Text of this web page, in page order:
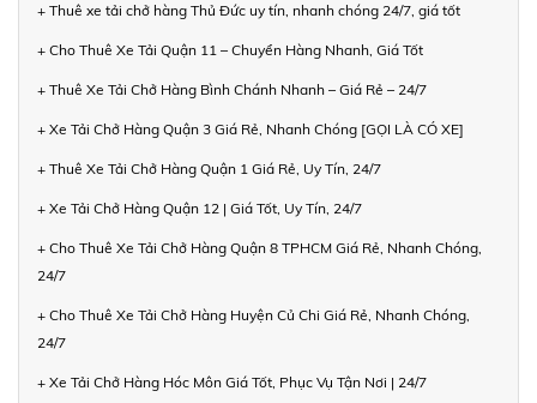
+ Thuê xe tải chở hàng Thủ Đức uy tín, nhanh chóng 24/7, giá tốt
+ Cho Thuê Xe Tải Quận 11 – Chuyển Hàng Nhanh, Giá Tốt
+ Thuê Xe Tải Chở Hàng Bình Chánh Nhanh – Giá Rẻ – 24/7
+ Xe Tải Chở Hàng Quận 3 Giá Rẻ, Nhanh Chóng [GỌI LÀ CÓ XE]
+ Thuê Xe Tải Chở Hàng Quận 1 Giá Rẻ, Uy Tín, 24/7
+ Xe Tải Chở Hàng Quận 12 | Giá Tốt, Uy Tín, 24/7
+ Cho Thuê Xe Tải Chở Hàng Quận 8 TPHCM Giá Rẻ, Nhanh Chóng,
24/7
+ Cho Thuê Xe Tải Chở Hàng Huyện Củ Chi Giá Rẻ, Nhanh Chóng,
24/7
+ Xe Tải Chở Hàng Hóc Môn Giá Tốt, Phục Vụ Tận Nơi | 24/7